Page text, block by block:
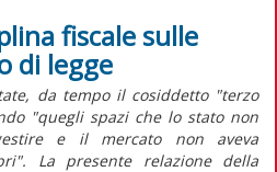
fiscale sulle
di legge
da tempo il cosiddetto "terzo
"quegli spazi che lo stato non
e il mercato non aveva
La presente relazione della